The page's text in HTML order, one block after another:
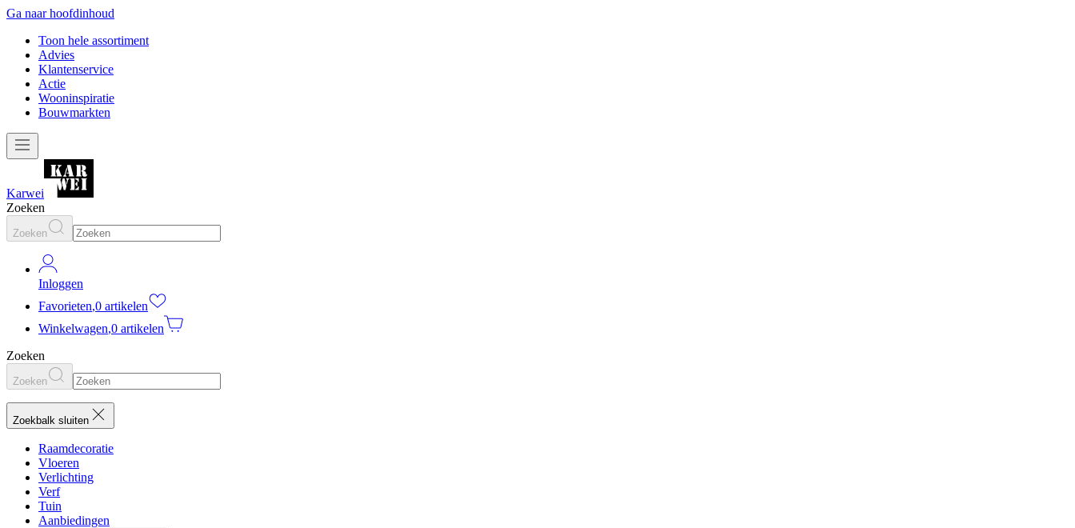
Ga naar hoofdinhoud
Toon hele assortiment
Advies
Klantenservice
Actie
Wooninspiratie
Bouwmarkten
Karwei
Zoeken
Zoeken
Inloggen
Favorieten,0 artikelen
Winkelwagen,0 artikelen
Zoeken
Zoeken
Zoekbalk sluiten
Raamdecoratie
Vloeren
Verlichting
Verf
Tuin
Aanbiedingen